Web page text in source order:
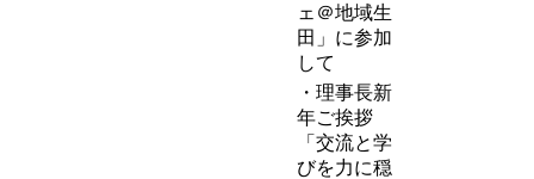
ェ＠地域生
田」に参加
して
・理事長新
年ご挨拶
「交流と学
びを力に穏